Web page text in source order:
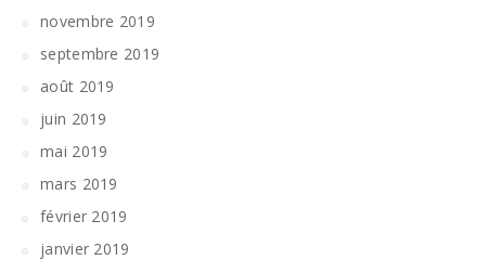
novembre 2019
septembre 2019
août 2019
juin 2019
mai 2019
mars 2019
février 2019
janvier 2019